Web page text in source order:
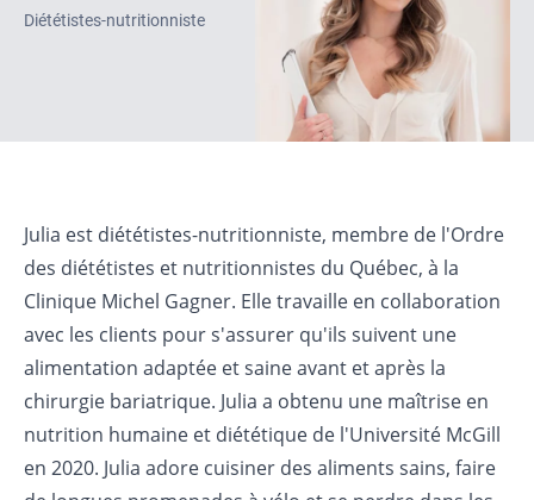
Diététistes-nutritionniste
Julia est diététistes-nutritionniste, membre de l'Ordre
des diététistes et nutritionnistes du Québec, à la
Clinique Michel Gagner. Elle travaille en collaboration
avec les clients pour s'assurer qu'ils suivent une
alimentation adaptée et saine avant et après la
chirurgie bariatrique. Julia a obtenu une maîtrise en
nutrition humaine et diététique de l'Université McGill
en 2020. Julia adore cuisiner des aliments sains, faire